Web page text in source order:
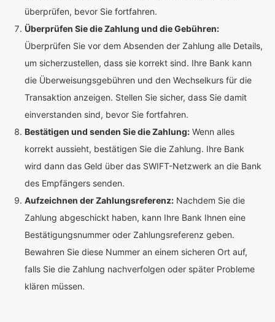
überprüfen, bevor Sie fortfahren.
Überprüfen Sie die Zahlung und die Gebühren:
Überprüfen Sie vor dem Absenden der Zahlung alle Details,
um sicherzustellen, dass sie korrekt sind. Ihre Bank kann
die Überweisungsgebühren und den Wechselkurs für die
Transaktion anzeigen. Stellen Sie sicher, dass Sie damit
einverstanden sind, bevor Sie fortfahren.
Bestätigen und senden Sie die Zahlung: Wenn alles
korrekt aussieht, bestätigen Sie die Zahlung. Ihre Bank
wird dann das Geld über das SWIFT-Netzwerk an die Bank
des Empfängers senden.
Aufzeichnen der Zahlungsreferenz: Nachdem Sie die
Zahlung abgeschickt haben, kann Ihre Bank Ihnen eine
Bestätigungsnummer oder Zahlungsreferenz geben.
Bewahren Sie diese Nummer an einem sicheren Ort auf,
falls Sie die Zahlung nachverfolgen oder später Probleme
klären müssen.